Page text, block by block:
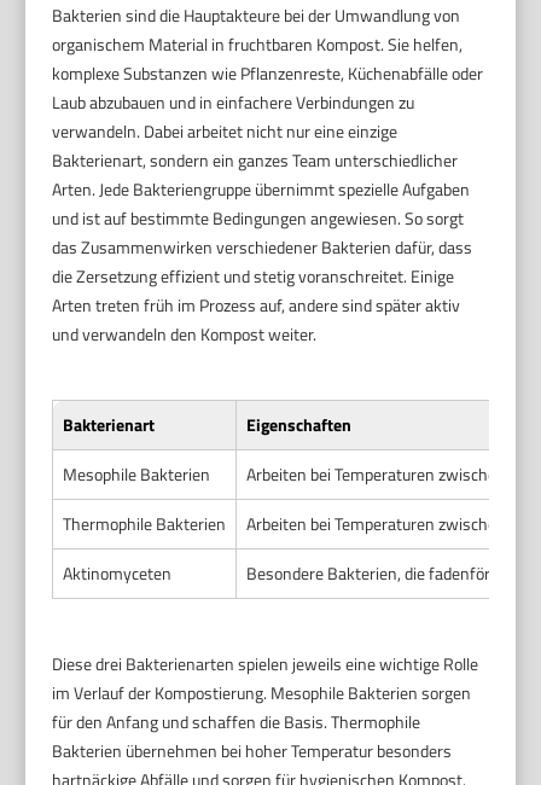
Bakterien sind die Hauptakteure bei der Umwandlung von
organischem Material in fruchtbaren Kompost. Sie helfen,
komplexe Substanzen wie Pflanzenreste, Küchenabfälle oder
Laub abzubauen und in einfachere Verbindungen zu
verwandeln. Dabei arbeitet nicht nur eine einzige
Bakterienart, sondern ein ganzes Team unterschiedlicher
Arten. Jede Bakteriengruppe übernimmt spezielle Aufgaben
und ist auf bestimmte Bedingungen angewiesen. So sorgt
das Zusammenwirken verschiedener Bakterien dafür, dass
die Zersetzung effizient und stetig voranschreitet. Einige
Arten treten früh im Prozess auf, andere sind später aktiv
und verwandeln den Kompost weiter.
Bakterienart
Eigenschaften
Mesophile Bakterien
Arbeiten bei Temperaturen zwischen 10
Thermophile Bakterien
Arbeiten bei Temperaturen zwischen 45
Aktinomyceten
Besondere Bakterien, die fadenförmig
Diese drei Bakterienarten spielen jeweils eine wichtige Rolle
im Verlauf der Kompostierung. Mesophile Bakterien sorgen
für den Anfang und schaffen die Basis. Thermophile
Bakterien übernehmen bei hoher Temperatur besonders
hartnäckige Abfälle und sorgen für hygienischen Kompost.